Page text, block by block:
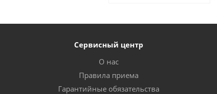
Сервисный центр
О нас
Правила приема
Гарантийные обязательства